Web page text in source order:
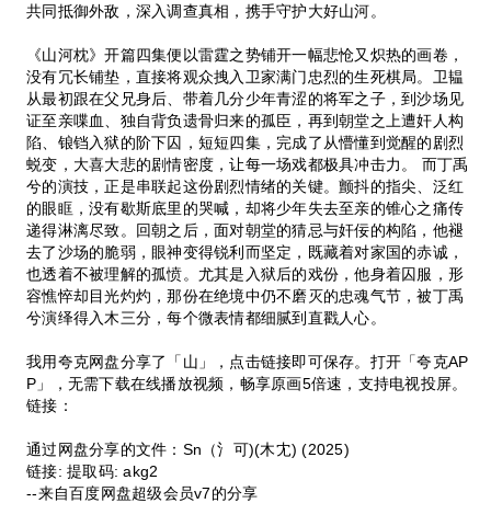
共同抵御外敌，深入调查真相，携手守护大好山河。
《山河枕》开篇四集便以雷霆之势铺开一幅悲怆又炽热的画卷，
没有冗长铺垫，直接将观众拽入卫家满门忠烈的生死棋局。卫韫
从最初跟在父兄身后、带着几分少年青涩的将军之子，到沙场见
证至亲喋血、独自背负遗骨归来的孤臣，再到朝堂之上遭奸人构
陷、锒铛入狱的阶下囚，短短四集，完成了从懵懂到觉醒的剧烈
蜕变，大喜大悲的剧情密度，让每一场戏都极具冲击力。 而丁禹
兮的演技，正是串联起这份剧烈情绪的关键。颤抖的指尖、泛红
的眼眶，没有歇斯底里的哭喊，却将少年失去至亲的锥心之痛传
递得淋漓尽致。回朝之后，面对朝堂的猜忌与奸佞的构陷，他褪
去了沙场的脆弱，眼神变得锐利而坚定，既藏着对家国的赤诚，
也透着不被理解的孤愤。尤其是入狱后的戏份，他身着囚服，形
容憔悴却目光灼灼，那份在绝境中仍不磨灭的忠魂气节，被丁禹
兮演绎得入木三分，每个微表情都细腻到直戳人心。
我用夸克网盘分享了「山」，点击链接即可保存。打开「夸克AP
P」，无需下载在线播放视频，畅享原画5倍速，支持电视投屏。
链接：
通过网盘分享的文件：Sn（氵可)(木冘) (2025)
链接: 提取码: akg2
--来自百度网盘超级会员v7的分享